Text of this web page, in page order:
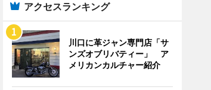
アクセスランキング
川口に革ジャン専門店「サ
ンズオブリバティー」 ア
メリカンカルチャー紹介